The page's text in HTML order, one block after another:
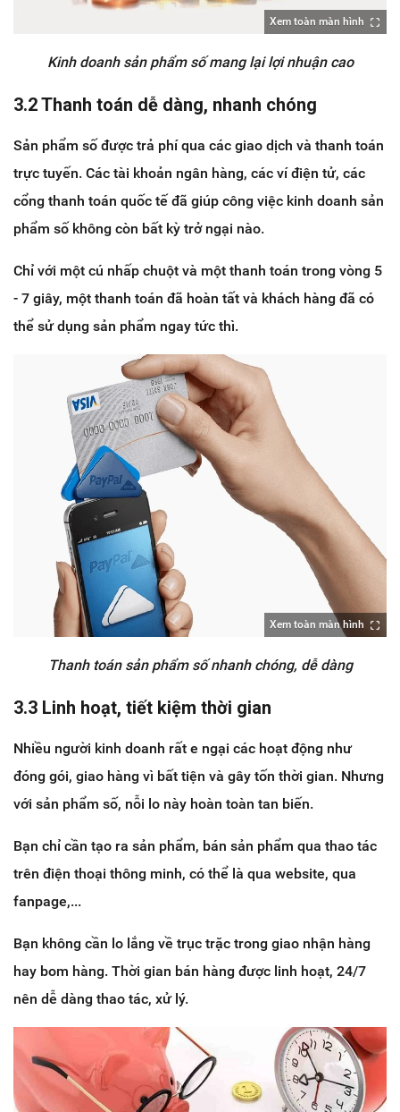
Xem toàn màn hình
Kinh doanh sản phẩm số mang lại lợi nhuận cao
3.2 Thanh toán dễ dàng, nhanh chóng
Sản phẩm số được trả phí qua các giao dịch và thanh toán
trực tuyến. Các tài khoản ngân hàng, các ví điện tử, các
cổng thanh toán quốc tế đã giúp công việc kinh doanh sản
phẩm số không còn bất kỳ trở ngại nào.
Chỉ với một cú nhấp chuột và một thanh toán trong vòng 5
- 7 giây, một thanh toán đã hoàn tất và khách hàng đã có
thể sử dụng sản phẩm ngay tức thì.
Xem toàn màn hình
Thanh toán sản phẩm số nhanh chóng, dễ dàng
3.3 Linh hoạt, tiết kiệm thời gian
Nhiều người kinh doanh rất e ngại các hoạt động như
đóng gói, giao hàng vì bất tiện và gây tốn thời gian. Nhưng
với sản phẩm số, nỗi lo này hoàn toàn tan biến.
Bạn chỉ cần tạo ra sản phẩm, bán sản phẩm qua thao tác
trên điện thoại thông minh, có thể là qua website, qua
fanpage,...
Bạn không cần lo lắng về trục trặc trong giao nhận hàng
hay bom hàng. Thời gian bán hàng được linh hoạt, 24/7
nên dễ dàng thao tác, xử lý.